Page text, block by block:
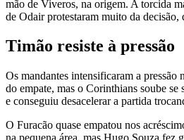
mão de Viveros, na origem. A torcida
de Odair protestaram muito da
Timão resiste à pressão
Os mandantes intensificaram a pressão
do empate, mas o Corinthians soube
e conseguiu desacelerar a partida
O Furacão quase empatou nos